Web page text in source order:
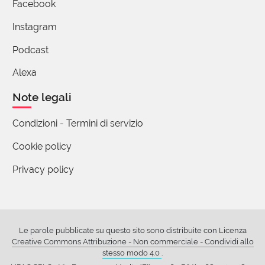
obliqua di quanto non sia effettivamente,
sta sopra, e il Mare Tirreno... Mare Infernus, che sta
sotto.
Facebook
Instagram
Podcast
Alexa
Note legali
Condizioni - Termini di servizio
Cookie policy
Privacy policy
Le parole pubblicate su questo sito sono distribuite con Licenza
Creative Commons Attribuzione - Non commerciale - Condividi allo
stesso modo 4.0